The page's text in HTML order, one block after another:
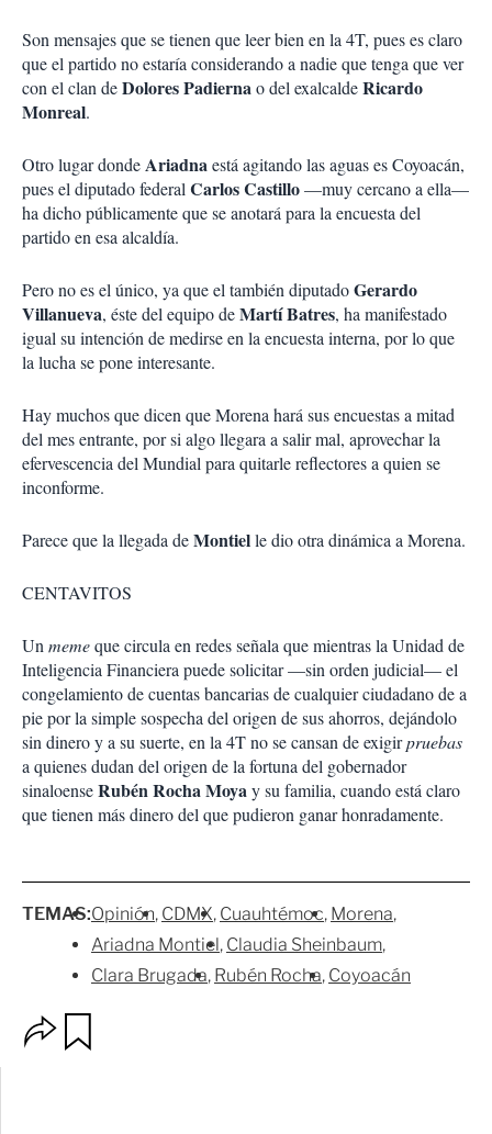
Son mensajes que se tienen que leer bien en la 4T, pues es claro
que el partido no estaría considerando a nadie que tenga que ver
con el clan deDolores Padiernao del exalcaldeRicardo
Monreal.
Otro lugar dondeAriadnaestá agitando las aguas es Coyoacán,
pues el diputado federal Carlos Castillo—muy cercano a ella—
ha dicho públicamente que se anotará para la encuesta del
partido en esa alcaldía.
Pero no es el único, ya que el también diputadoGerardo
Villanueva, éste del equipo deMartí Batres, ha manifestado
igual su intención de medirse en la encuesta interna, por lo que
la lucha se pone interesante.
Hay muchos que dicen que Morena hará sus encuestas a mitad
del mes entrante, por si algo llegara a salir mal, aprovechar la
efervescencia del Mundial para quitarle reflectores a quien se
inconforme.
Parece que la llegada deMontielle dio otra dinámica a Morena.
CENTAVITOS
Un memeque circula en redes señala que mientras la Unidad de
Inteligencia Financiera puede solicitar —sin orden judicial— el
congelamiento de cuentas bancarias de cualquier ciudadano de a
pie por la simple sospecha del origen de sus ahorros, dejándolo
sin dinero y a su suerte, en la 4T no se cansan de exigirpruebas
a quienes dudan del origen de la fortuna del gobernador
sinaloenseRubén Rocha Moyay su familia, cuando está claro
que tienen más dinero del que pudieron ganar honradamente.
TEMAS:Opinión CDMX Cuauhtémoc Morena
Ariadna Montiel Claudia Sheinbaum
Clara Brugada Rubén Rocha Coyoacán
p